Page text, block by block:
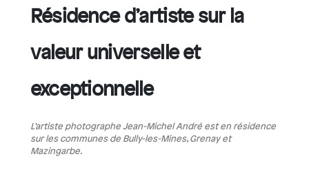
Résidence d’artiste sur la
valeur universelle et
exceptionnelle
L’artiste photographe Jean-Michel André est en résidence
sur les communes de Bully-les-Mines, Grenay et
Mazingarbe.